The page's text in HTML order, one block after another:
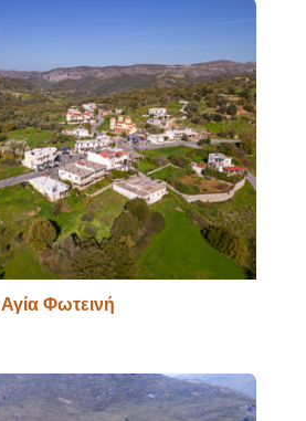
Αγία Φωτεινή